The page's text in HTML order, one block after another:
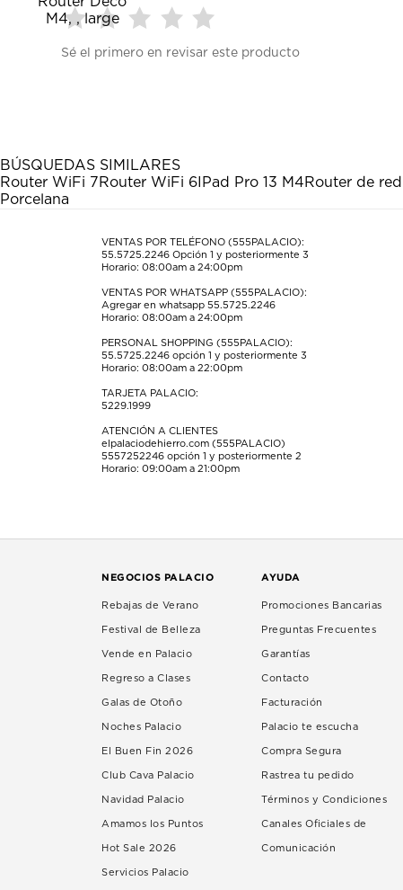
para
estrella
Esta
acción
abrirá
formulario
para
estrellas.
Esta
acción
formulario
de
para
estrellas.
Esta
acción
formulario
de
para
estrellas.
Esta
acción
formulario
de
para
Esta
acción
formulario
de
envío.
Sé el primero en revisar este producto
BÚSQUEDAS SIMILARES
Router WiFi 7Router WiFi 6 IPad Pro 13 M4Router de red
Porcelana
VENTAS POR TELÉFONO (555PALACIO):
55.5725.2246 Opción 1 y posteriormente 3
Horario: 08:00am a 24:00pm
VENTAS POR WHATSAPP (555PALACIO):
Agregar en whatsapp 55.5725.2246
Horario: 08:00am a 24:00pm
PERSONAL SHOPPING (555PALACIO):
55.5725.2246 opción 1 y posteriormente 3
Horario: 08:00am a 22:00pm
TARJETA PALACIO:
5229.1999
ATENCIÓN A CLIENTES
elpalaciodehierro.com (555PALACIO)
5557252246 opción 1 y posteriormente 2
Horario: 09:00am a 21:00pm
NEGOCIOS PALACIO
Rebajas de Verano
Festival de Belleza
Vende en Palacio
Regreso a Clases
Galas de Otoño
Noches Palacio
El Buen Fin 2026
Club Cava Palacio
Navidad Palacio
Amamos los Puntos
Hot Sale 2026
Servicios Palacio
AYUDA
Promociones Bancarias
Preguntas Frecuentes
Garantías
Contacto
Facturación
Palacio te escucha
Compra Segura
Rastrea tu pedido
Términos y Condiciones
Canales Oficiales de
Comunicación